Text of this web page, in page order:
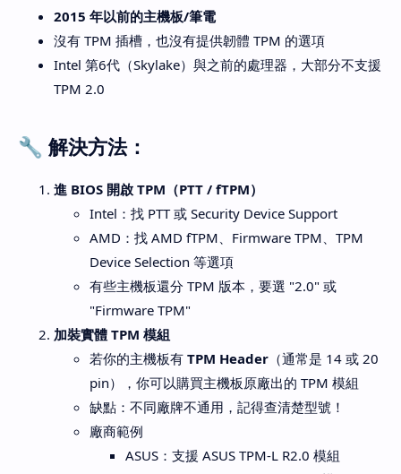
2015 年以前的主機板/筆電
沒有 TPM 插槽，也沒有提供韌體 TPM 的選項
Intel 第6代（Skylake）與之前的處理器，大部分不支援
TPM 2.0
🔧 解決方法：
進 BIOS 開啟 TPM（PTT / fTPM）
Intel：找 PTT 或 Security Device Support
AMD：找 AMD fTPM、Firmware TPM、TPM
Device Selection 等選項
有些主機板還分 TPM 版本，要選 "2.0" 或
"Firmware TPM"
加裝實體 TPM 模組
若你的主機板有 TPM Header （通常是 14 或 20
pin），你可以購買主機板原廠出的 TPM 模組
缺點：不同廠牌不通用，記得查清楚型號！
廠商範例
ASUS：支援 ASUS TPM-L R2.0 模組